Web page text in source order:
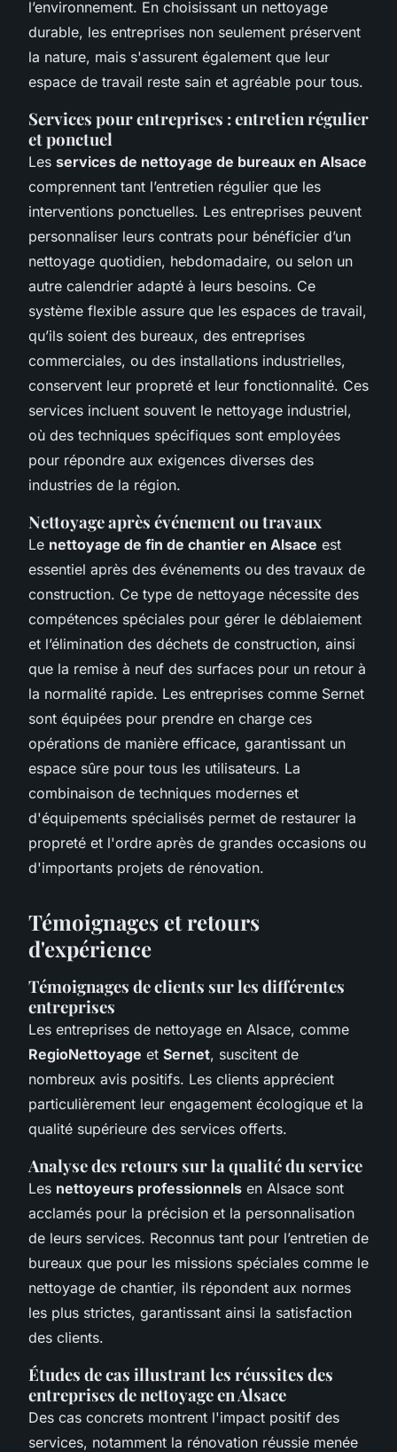
l’environnement. En choisissant un nettoyage
durable, les entreprises non seulement préservent
la nature, mais s'assurent également que leur
espace de travail reste sain et agréable pour tous.
Services pour entreprises : entretien régulier
et ponctuel
Les services de nettoyage de bureaux en Alsace
comprennent tant l’entretien régulier que les
interventions ponctuelles. Les entreprises peuvent
personnaliser leurs contrats pour bénéficier d’un
nettoyage quotidien, hebdomadaire, ou selon un
autre calendrier adapté à leurs besoins. Ce
système flexible assure que les espaces de travail,
qu’ils soient des bureaux, des entreprises
commerciales, ou des installations industrielles,
conservent leur propreté et leur fonctionnalité. Ces
services incluent souvent le nettoyage industriel,
où des techniques spécifiques sont employées
pour répondre aux exigences diverses des
industries de la région.
Nettoyage après événement ou travaux
Le nettoyage de fin de chantier en Alsace est
essentiel après des événements ou des travaux de
construction. Ce type de nettoyage nécessite des
compétences spéciales pour gérer le déblaiement
et l’élimination des déchets de construction, ainsi
que la remise à neuf des surfaces pour un retour à
la normalité rapide. Les entreprises comme Sernet
sont équipées pour prendre en charge ces
opérations de manière efficace, garantissant un
espace sûre pour tous les utilisateurs. La
combinaison de techniques modernes et
d'équipements spécialisés permet de restaurer la
propreté et l'ordre après de grandes occasions ou
d'importants projets de rénovation.
Témoignages et retours
d'expérience
Témoignages de clients sur les différentes
entreprises
Les entreprises de nettoyage en Alsace, comme
RegioNettoyage et Sernet, suscitent de
nombreux avis positifs. Les clients apprécient
particulièrement leur engagement écologique et la
qualité supérieure des services offerts.
Analyse des retours sur la qualité du service
Les nettoyeurs professionnels en Alsace sont
acclamés pour la précision et la personnalisation
de leurs services. Reconnus tant pour l’entretien de
bureaux que pour les missions spéciales comme le
nettoyage de chantier, ils répondent aux normes
les plus strictes, garantissant ainsi la satisfaction
des clients.
Études de cas illustrant les réussites des
entreprises de nettoyage en Alsace
Des cas concrets montrent l'impact positif des
services, notamment la rénovation réussie menée